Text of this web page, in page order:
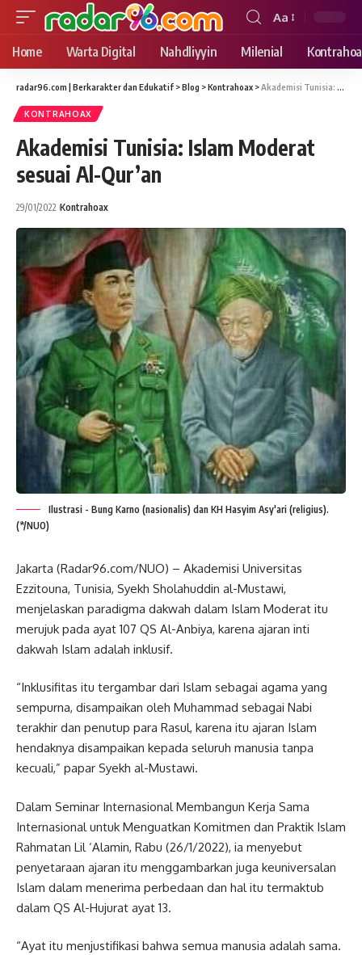
Font
Resizer
Aa
Home Warta Digital Nahdliyyin Milenial
radar96.com | Berkarakter dan Edukatif >Blog >Kontrahoax >Akademisi Tunisia: Islam Moderat sesuai Al-Qur’an
KONTRAHOAX
Akademisi Tunisia: Islam Moderat
sesuai Al-Qur’an
29/01/2022 Kontrahoax
Ilustrasi - Bung Karno (nasionalis) dan KH Hasyim Asy'ari (religius).
(*/NUO)
Jakarta (Radar96.com/NUO) – Akademisi Universitas
Ezzitouna, Tunisia, Syekh Sholahuddin al-Mustawi,
menjelaskan paradigma dakwah dalam Islam Moderat itu
merujuk pada ayat 107 QS Al-Anbiya, karena ajaran inti
dakwah Islam adalah inklusif.
“Inklusifitas itu tergambar dari Islam sebagai agama yang
sempurna, disampaikan oleh Muhammad sebagai Nabi
terakhir dan penutup para Rasul, karena itu ajaran Islam
hendaknya disampaikan kepada seluruh manusia tanpa
kecuali,” papar Syekh al-Mustawi.
Dalam Seminar Internasional Membangun Kerja Sama
Internasional untuk Menguatkan Komitmen dan Praktik Islam
Rahmatan Lil ‘Alamin, Rabu (26/1/2022), ia menyebut
penyetaraan ajaran itu menggambarkan juga keuniversalan
Islam dalam menerima perbedaan dan hal itu termaktub
dalam QS Al-Hujurat ayat 13.
“Ayat itu menjustifikasi bahwa semua manusia adalah sama.